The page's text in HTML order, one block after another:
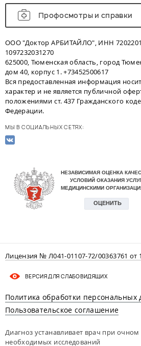
Профосмотры и справки
ООО "Доктор АРБИТАЙЛО", ИНН
1097232031270
625000, Тюменская область, город
дом 40, корпус 1. +73452500617
Вся предоставленная информация
характер и не является публичной
положениями ст. 437 Гражданского
Федерации.
МЫ В СОЦИАЛЬНЫХ СЕТЯХ:
Лицензия № Л041-01107-72/00363761 от
ВЕРСИЯ ДЛЯ СЛАБОВИДЯЩИХ
Политика обработки персональных
Пользовательское соглашение
Диагноз устанавливает врач при
необходимых исследований